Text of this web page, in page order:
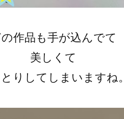
の作品も手が込んでて
美しくて
りしてしまいますね。